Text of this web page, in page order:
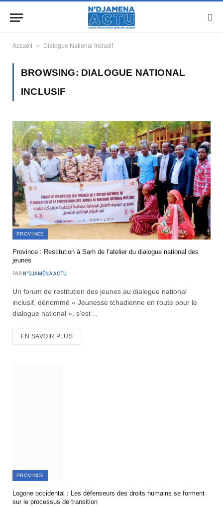
Accueil » Dialogue National Inclusif
BROWSING: DIALOGUE NATIONAL
INCLUSIF
PROVINCE
Province : Restitution à Sarh de l’atelier du dialogue national des
jeunes
PAR N'DJAMÉNA ACTU
Un forum de restitution des jeunes au dialogue national
inclusif, dénommé « Jeunesse tchadienne en route pour le
dialogue national », s’est…
EN SAVOIR PLUS
PROVINCE
Logone occidental : Les défenseurs des droits humains se forment
sur le processus de transition